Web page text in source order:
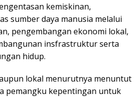
kemiskinan,
sumber daya manusia melalui
pengembangan ekonomi lokal,
insfrastruktur serta
hidup.
lokal menurutnya menuntut
pemangku kepentingan untuk